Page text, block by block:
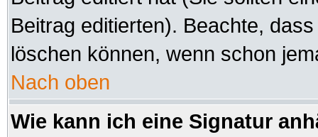
Beitrag editierten). Beachte,
löschen können, wenn schon
Nach oben
Wie kann ich eine Signatur